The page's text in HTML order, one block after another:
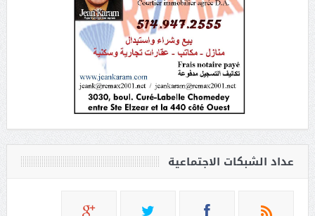
عداد الشبكات الاجتماعية